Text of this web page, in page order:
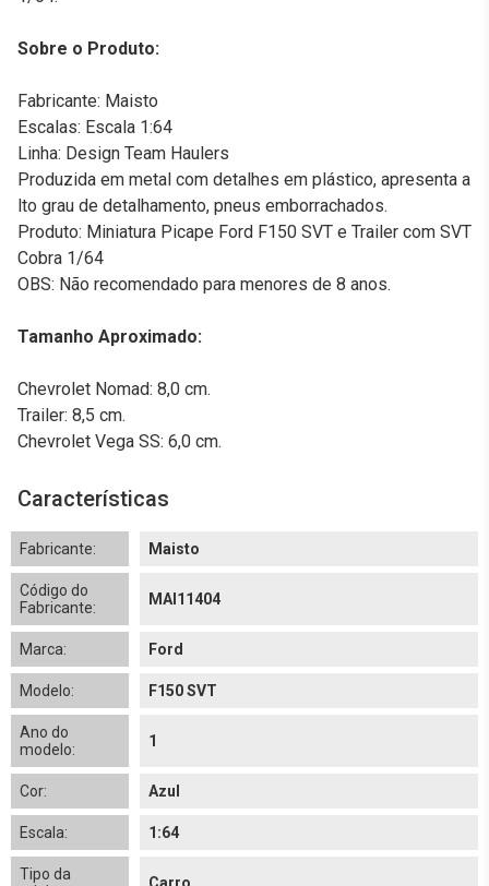
Sobre o Produto:
Fabricante: Maisto
Escalas: Escala 1:64
Linha: Design Team Haulers
Produzida em metal com detalhes em plástico, apresenta a
lto grau de detalhamento, pneus emborrachados.
Produto: Miniatura Picape Ford F150 SVT e Trailer com SVT
Cobra 1/64
OBS: Não recomendado para menores de 8 anos.
Tamanho Aproximado:
Chevrolet Nomad: 8,0 cm.
Trailer: 8,5 cm.
Chevrolet Vega SS: 6,0 cm.
Características
Fabricante: Maisto
Código do
Fabricante:
MAI11404
Marca: Ford
Modelo: F150 SVT
Ano do
modelo:
1
Cor: Azul
Escala: 1:64
Tipo da